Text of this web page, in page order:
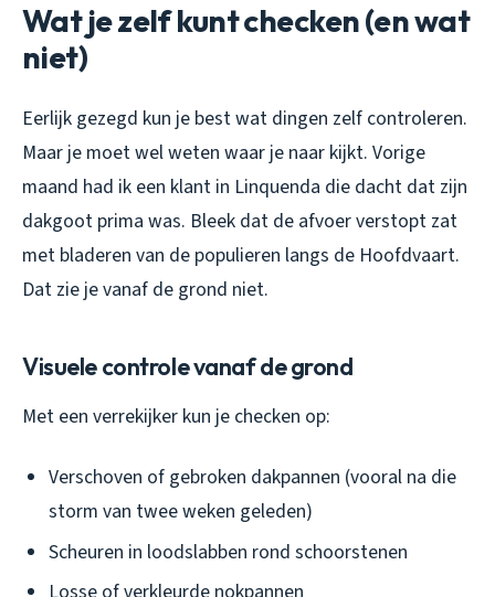
Wat je zelf kunt checken (en wat
niet)
Eerlijk gezegd kun je best wat dingen zelf controleren.
Maar je moet wel weten waar je naar kijkt. Vorige
maand had ik een klant in Linquenda die dacht dat zijn
dakgoot prima was. Bleek dat de afvoer verstopt zat
met bladeren van de populieren langs de Hoofdvaart.
Dat zie je vanaf de grond niet.
Visuele controle vanaf de grond
Met een verrekijker kun je checken op:
Verschoven of gebroken dakpannen (vooral na die
storm van twee weken geleden)
Scheuren in loodslabben rond schoorstenen